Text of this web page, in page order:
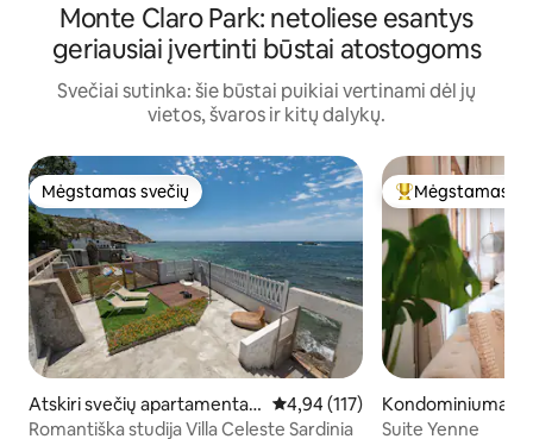
Monte Claro Park: netoliese esantys
geriausiai įvertinti būstai atostogoms
Svečiai sutinka: šie būstai puikiai vertinami dėl jų
vietos, švaros ir kitų dalykų.
Mėgstamas svečių
Mėgstamas svečių
Atskiri svečių apartamentai
mieste Cagliari
Vidutinis įvertinimas: 4,94 iš 5,
4,94 (117)
Romantiška studija Villa Celeste Sardinia
Svečių
Mėgstamas
Kondominiumas
gliari
Suite Yenne